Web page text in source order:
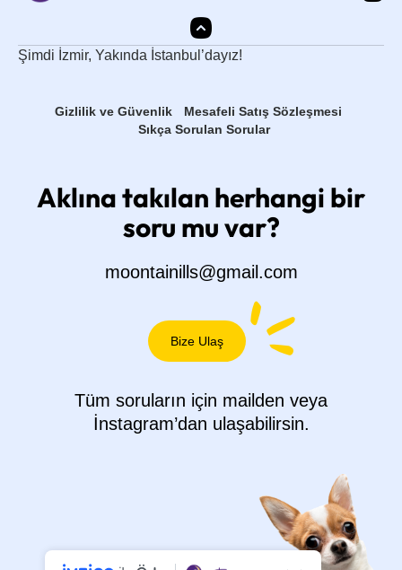
Şimdi İzmir, Yakında İstanbul’dayız!
Gizlilik ve Güvenlik
Mesafeli Satış Sözleşmesi
Sıkça Sorulan Sorular
Aklına takılan herhangi bir
soru mu var?
moontainills@gmail.com
Bize Ulaş
Tüm soruların için mailden veya
İnstagram’dan ulaşabilirsin.